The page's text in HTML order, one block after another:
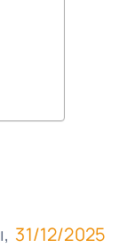
31/12/2025